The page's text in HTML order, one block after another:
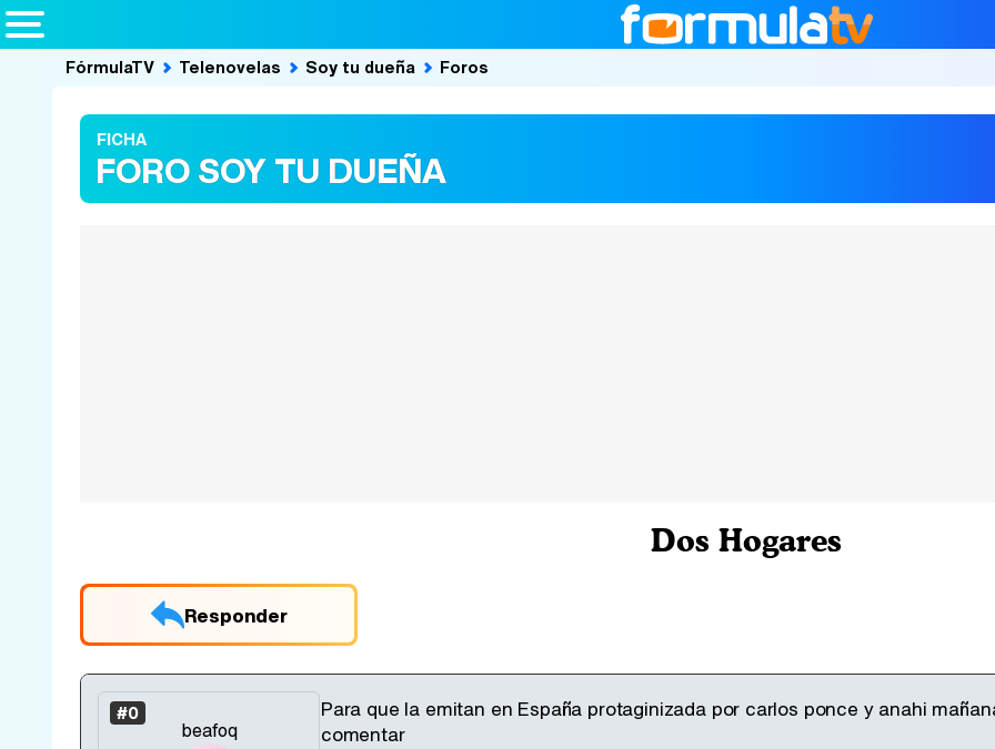
FórmulaTV Telenovelas Soy tu dueña Foros
FICHA
FORO SOY TU DUEÑA
Dos Hogares
Responder
#0
beafoq
Para que la emitan en España protaginizada por carlos ponce y anahi
comentar